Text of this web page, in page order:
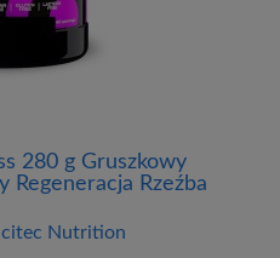
280 g Gruszkowy
Regeneracja Rzeźba
Nutrition